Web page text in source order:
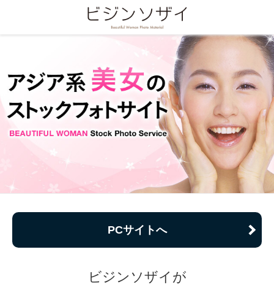
PCサイトへ
ビジンソザイが